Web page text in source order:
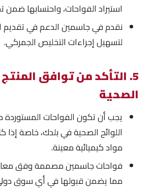
استيراد الفواحات، واحتسابها ضمن
نقدم في جاسمين الدعم في تقديم
لتسهيل إجراءات التخليص الجمركي.
5. التأكد من توافق
الصحية
يجب أن تكون الفواحات
اللوائح الصحية في بلدك، خاصة
مواد كيميائية معينة.
فواحات جاسمين مصممة وفق
مما يضمن قبولها في أي سوق